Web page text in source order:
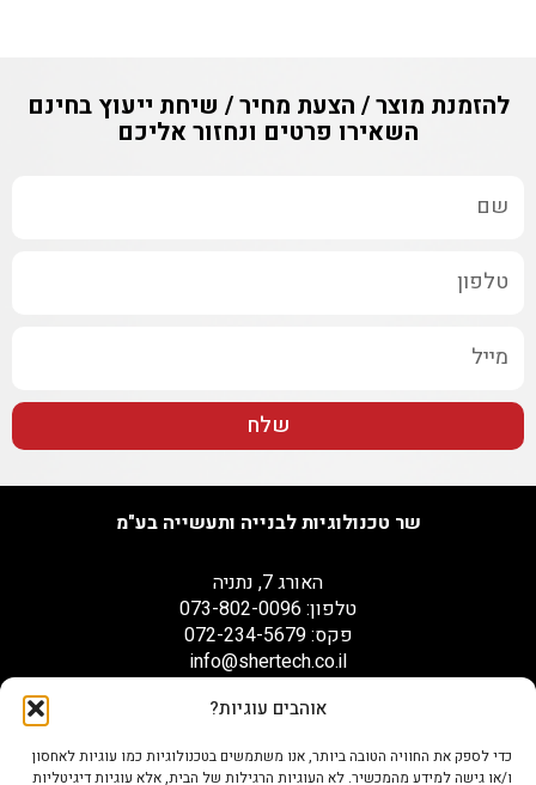
אוהבים עוגיות?
כדי לספק את החוויה הטובה ביותר, אנו משתמשים בטכנולוגיות כמו עוגיות לאחסון
ו/או גישה למידע מהמכשיר. לא העוגיות הרגילות של הבית, אלא עוגיות דיגיטליות
להזמנת מוצר / הצעת מחיר / שיחת ייעוץ בחינם
השאירו פרטים ונחזור אליכם
שלח
שר טכנולוגיות לבנייה ותעשייה בע"מ
האורג 7, נתניה
טלפון: 073-802-0096
פקס: 072-234-5679
info@shertech.co.il
הצהרת נגישות